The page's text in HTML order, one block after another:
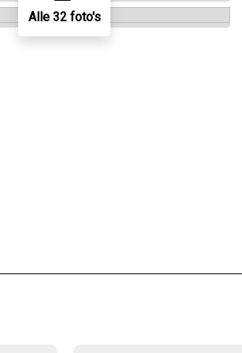
Alle 32 foto's